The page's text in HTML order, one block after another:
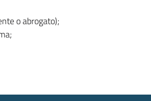
o abrogato);